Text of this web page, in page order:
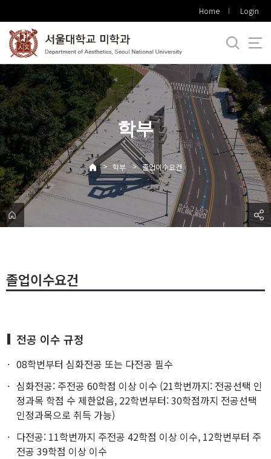
로
메
뉴
Home Login
학부
> 학부 > 졸업이수요건
졸업이수요건
전공 이수 규정
08학번부터 심화전공 또는 다전공 필수
심화전공: 주전공 60학점 이상 이수 (21학번까지: 전공선택 인
정과목 학점 수 제한없음, 22학번부터: 30학점까지 전공선택
인정과목으로 취득 가능)
다전공: 11학번까지 주전공 42학점 이상 이수, 12학번부터 주
전공 39학점 이상 이수